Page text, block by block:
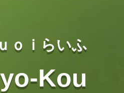
ｏｉらいふ
Kou